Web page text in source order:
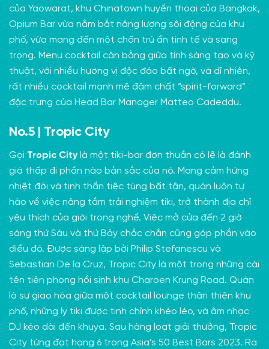
của Yaowarat, khu Chinatown huyền thoại của Bangkok,
Opium Bar vừa nắm bắt năng lượng sôi động của khu
phố, vừa mang đến một chốn trú ẩn tinh tế và sang
trọng. Menu cocktail cân bằng giữa tính sáng tạo và kỹ
thuật, với nhiều hương vị độc đáo bất ngờ, và dĩ nhiên,
rất nhiều cocktail mạnh mẽ đậm chất “spirit-forward”
đặc trưng của Head Bar Manager Matteo Cadeddu.
No.5 | Tropic City
Gọi Tropic City là một tiki-bar đơn thuần có lẽ là đánh
giá thấp đi phần nào bản sắc của nó. Mang cảm hứng
nhiệt đới và tinh thần tiệc tùng bất tận, quán luôn tự
hào về việc nâng tầm trải nghiệm tiki, trở thành địa chỉ
yêu thích của giới trong nghề. Việc mở cửa đến 2 giờ
sáng thứ Sáu và thứ Bảy chắc chắn cũng góp phần vào
điều đó. Được sáng lập bởi Philip Stefanescu và
Sebastian De la Cruz, Tropic City là một trong những cái
tên tiên phong hồi sinh khu Charoen Krung Road. Quán
là sự giao hòa giữa một cocktail lounge thân thiện khu
phố, những ly tiki được tinh chỉnh khéo léo, và âm nhạc
DJ kéo dài đến khuya. Sau hàng loạt giải thưởng, Tropic
City từng đạt hạng 6 trong Asia’s 50 Best Bars 2023. Ra